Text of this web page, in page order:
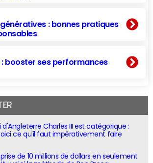
génératives : bonnes pratiques
booster ses performances
d'Angleterre Charles III est catégorique :
ce qu'il faut impérativement faire
de 10 millions de dollars en seulement